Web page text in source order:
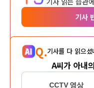
기사
Q.기사를 다 읽으
A씨가 아내
CCTV 영상